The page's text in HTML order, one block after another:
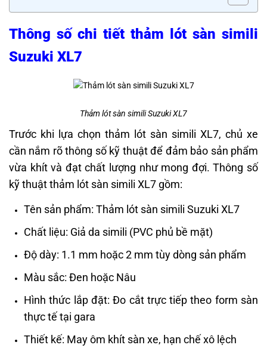
Thông số chi tiết thảm lót sàn simili
Suzuki XL7
Thảm lót sàn simili Suzuki XL7
Trước khi lựa chọn thảm lót sàn simili XL7, chủ xe
cần nắm rõ thông số kỹ thuật để đảm bảo sản phẩm
vừa khít và đạt chất lượng như mong đợi. Thông số
kỹ thuật thảm lót sàn simili XL7 gồm:
Tên sản phẩm: Thảm lót sàn simili Suzuki XL7
Chất liệu: Giả da simili (PVC phủ bề mặt)
Độ dày: 1.1 mm hoặc 2 mm tùy dòng sản phẩm
Màu sắc: Đen hoặc Nâu
Hình thức lắp đặt: Đo cắt trực tiếp theo form sàn
thực tế tại gara
Thiết kế: May ôm khít sàn xe, hạn chế xô lệch